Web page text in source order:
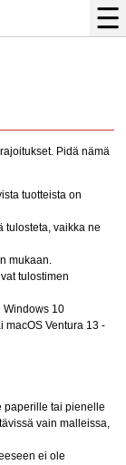
Pidä nämä
tuotteista on
tulosteta, vaikka ne
mukaan.
tulostimen
Windows 10
macOS Ventura 13 -
paperille tai pienelle
vain malleissa,
ei ole